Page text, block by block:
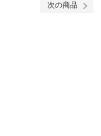
次の商品